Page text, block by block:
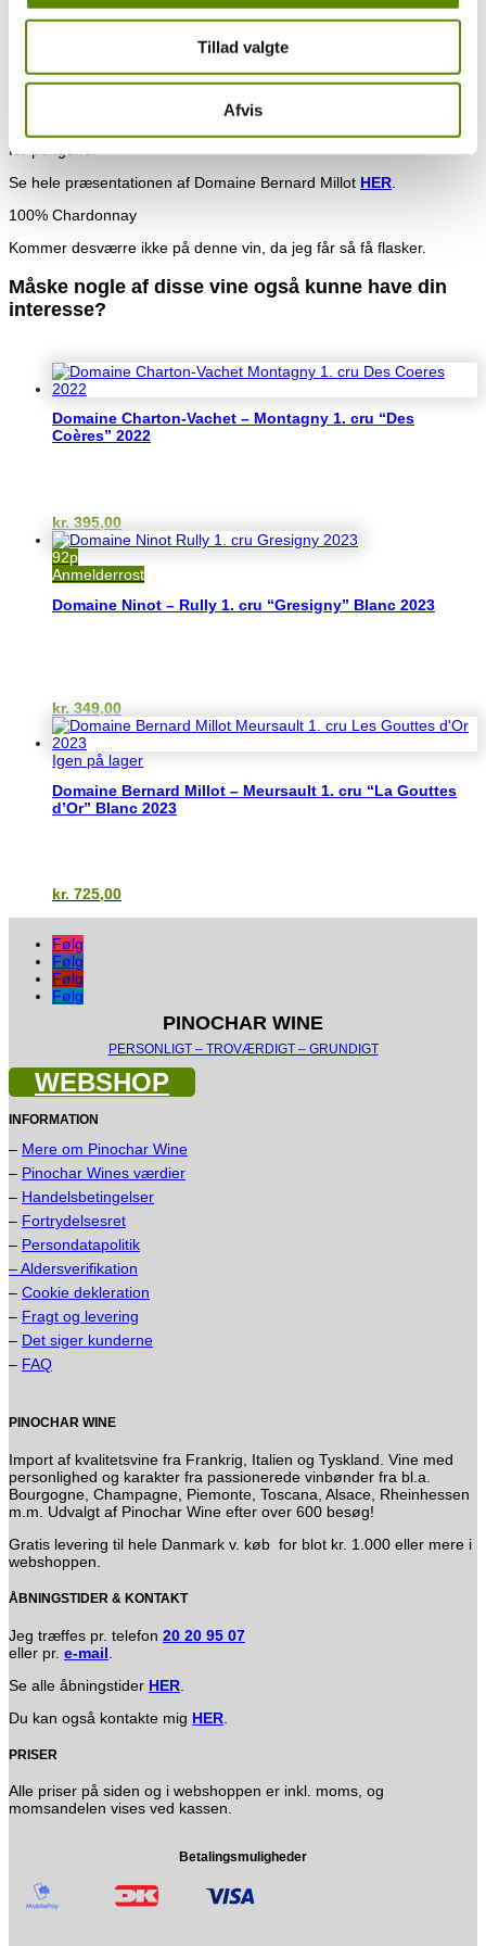
Tillad valgte
Afvis
fortages alt med håndkraft. Gæring foregår ved naturens hjælp med
værdi for pengene – også selvom vinene ikke er helt billige. Emilien
vine. De smager også fremragende, men jeg har i første omgang
valgt kun at importere hans hvide vine, der i den grad giver værdi
for pengene.
Se hele præsentationen af Domaine Bernard Millot HER
100% Chardonnay
Kommer desværre ikke på denne vin, da jeg får så få flasker.
Måske nogle af disse vine også kunne have din
interesse?
Domaine Charton-Vachet – Montagny 1. cru “Des
Coères” 2022
kr. 395,00
92p
Anmelderrost
Domaine Ninot – Rully 1. cru “Gresigny” Blanc 2023
kr. 349,00
Igen på lager
Domaine Bernard Millot – Meursault 1. cru “La Gouttes
d’Or” Blanc 2023
kr. 725,00
Følg
Følg
Følg
Følg
PINOCHAR WINE
PERSONLIGT – TROVÆRDIGT – GRUNDIGT
WEBSHOP
INFORMATION
– Mere om Pinochar Wine
– Pinochar Wines værdier
– Handelsbetingelser
– Fortrydelsesret
– Persondatapolitik
– Aldersverifikation
– Cookie dekleration
– Fragt og levering
– Det siger kunderne
– FAQ
PINOCHAR WINE
Import af kvalitetsvine fra Frankrig, Italien og Tyskland. Vine med
personlighed og karakter fra passionerede vinbønder fra bl.a.
Bourgogne, Champagne, Piemonte, Toscana, Alsace, Rheinhessen
m.m. Udvalgt af Pinochar Wine efter over 600 besøg!
Gratis levering til hele Danmark v. køb for blot kr. 1.000 eller mere i
webshoppen.
ÅBNINGSTIDER & KONTAKT
Jeg træffes pr. telefon 20 20 95 07
eller pr. e-mail
Se alle åbningstider HER
Du kan også kontakte mig HER
PRISER
Alle priser på siden og i webshoppen er inkl. moms, og
momsandelen vises ved kassen.
Betalingsmuligheder